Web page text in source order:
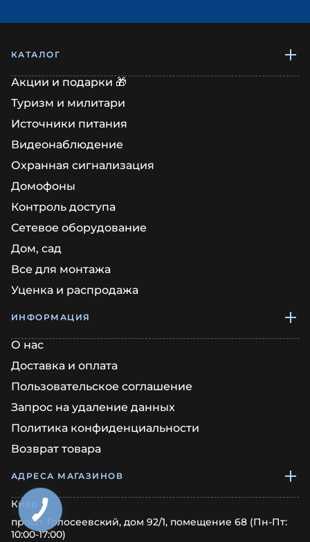
КАТАЛОГ
Акции и подарки 🎁
Туризм и милитари
Источники питания
Видеонаблюдение
Охранная сигнализация
Домофоны
Контроль доступа
Сетевое оборудование
Дом, сад
Все для монтажа
Уценка и распродажа
ИНФОРМАЦИЯ
О нас
Доставка и оплата
Пользовательское соглашение
Запрос на удаление данных
Политика конфиденциальности
Возврат товара
АДРЕСА МАГАЗИНОВ
Киев
просп. Голосеевский, дом 92/1, помещение 68 (Пн-Пт:
10:00-17:00)